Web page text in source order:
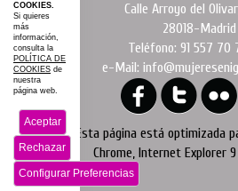
Calle Arroyo del
28018-Madrid
Teléfono: 91 557 70
e-Mail:
Esta página está optimizada
Chrome, Internet Explorer
COOKIES.
Si quieres
más
información,
consulta la
POLÍTICA DE
COOKIES de
nuestra
página web.
Aceptar
Rechazar
Configurar Preferencias